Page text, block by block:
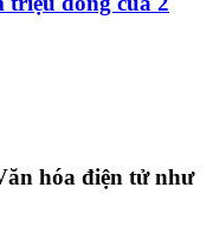
hóa điện tử như